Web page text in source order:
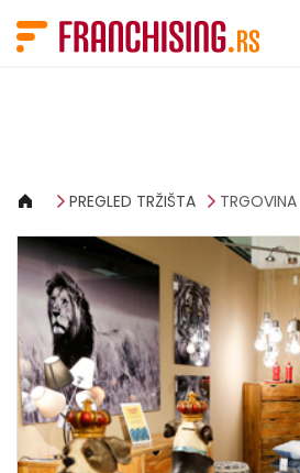
PREGLED TRŽIŠTA TRGOVINA